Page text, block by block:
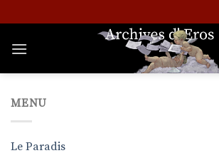
au
contenu
MENU
Le Paradis